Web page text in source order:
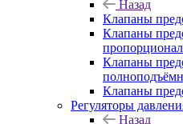
Назад
Клапаны
Клапаны
Клапаны
Клапаны
Регуляторы
Назад